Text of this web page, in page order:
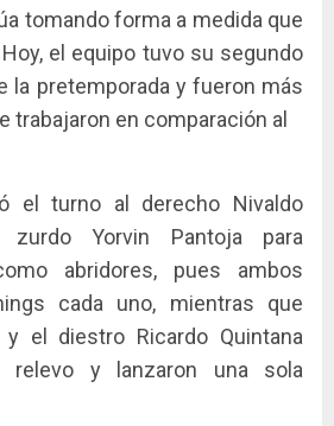
tomando forma a medida que
el equipo tuvo su segundo
la pretemporada y fueron más
trabajaron en comparación al
el turno al derecho Nivaldo
Yorvin Pantoja para
abridores, pues ambos
cada uno, mientras que
y el diestro Ricardo Quintana
relevo y lanzaron una sola